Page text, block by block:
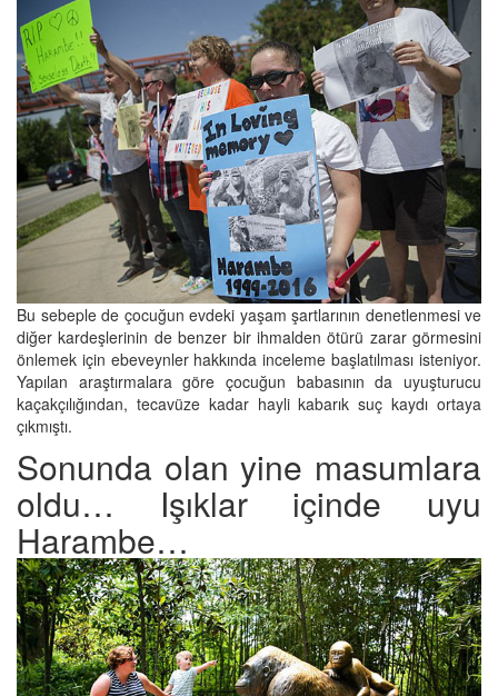
Bu sebeple de çocuğun evdeki yaşam şartlarının denetlenmesi ve
diğer kardeşlerinin de benzer bir ihmalden ötürü zarar görmesini
önlemek için ebeveynler hakkında inceleme başlatılması isteniyor.
Yapılan araştırmalara göre çocuğun babasının da uyuşturucu
kaçakçılığından, tecavüze kadar hayli kabarık suç kaydı ortaya
çıkmıştı.
Sonunda olan yine masumlara
oldu… Işıklar içinde uyu
Harambe…